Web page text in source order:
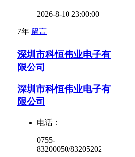
2026-8-10 23:00:00
7年 留言
深圳市科恒伟业电子有
限公司
深圳市科恒伟业电子有
限公司
电话：
0755-
83200050/83205202